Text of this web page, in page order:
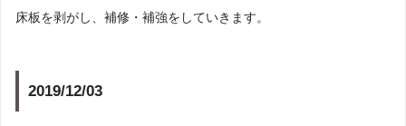
床板を剥がし、補修・補強をしていきます。
2019/12/03